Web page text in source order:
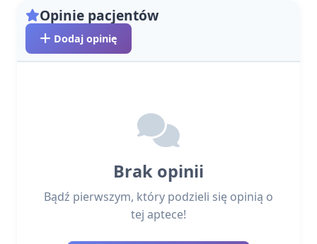
Opinie pacjentów
Dodaj opinię
Brak opinii
Bądź pierwszym, który podzieli się opinią o
tej aptece!